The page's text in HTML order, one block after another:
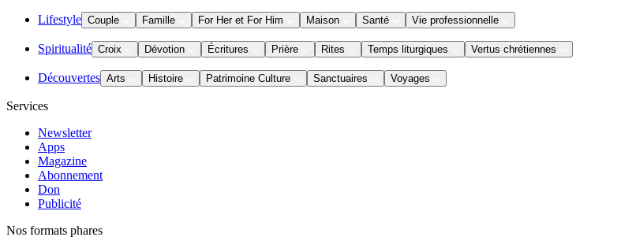
Lifestyle Couple Famille For Her et For Him Maison Santé Vie professionnelle
Spiritualité Croix Dévotion Écritures Prière Rites Temps liturgiques Vertus chrétiennes
Découvertes Arts Histoire Patrimoine Culture Sanctuaires Voyages
Services
Newsletter
Apps
Magazine
Abonnement
Don
Publicité
Nos formats phares